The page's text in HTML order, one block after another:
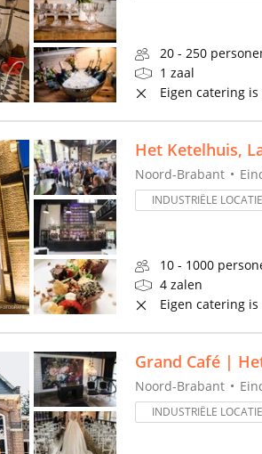
20 - 250
1 zaal
Eigen catering
Het Ketelhuis,
Noord-Brabant
INDUSTRIËLE LOCATIE
10 - 1000
4 zalen
Eigen catering
Grand Café |
Noord-Brabant
INDUSTRIËLE LOCATIE